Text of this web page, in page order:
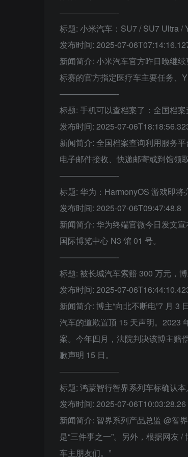
———————-
标题: 小米汽车：SU7 / SU7 Ultra
发布时间: 2025-07-
新闻简介: 小米汽车官方昨日晚继
标赛的官方指定医疗车主要任务、
———————-
标题: 手机可以查档案了：全国档
发布时间: 2025-07-
新闻简介: 全国档案查询利用服务
电子邮件接收、快递邮寄或到馆领
———————-
标题: 华为：HarmonyOS 游戏即
发布时间: 2025-07-06T09:47:48.8
新闻简介: 华为终端官微今日发文
国际博览中心 N3 馆 01 号。
———————-
标题: 被长城汽车索赔 300 万元，
发布时间: 2025-07-
新闻简介: 博主“向北不断电”7 月
汽车的道歉置顶 15 天声明。2023
案。今年四月，法院判决该博主赔
歉声明 15 日。
———————-
标题: 鸿蒙智行智界系列车标确认
发布时间: 2025-07-06T10:03:28.26
新闻简介: 智界系列产品总监 @智
是“三件事之一”。另外，根据网友
车主朋友们。”